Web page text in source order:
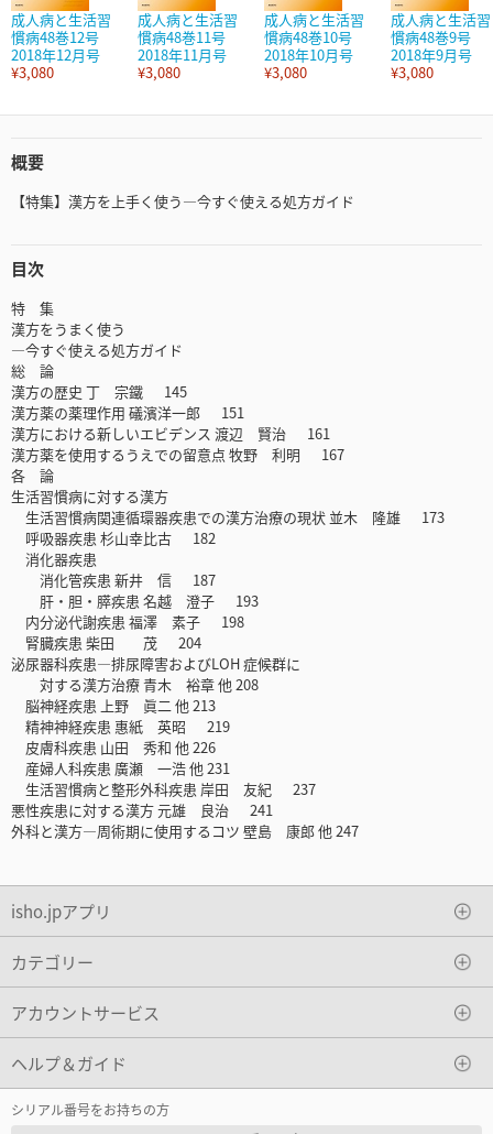
成人病と生活習
慣病48巻12号
2018年12月号
¥3,080
成人病と生活習
慣病48巻11号
2018年11月号
¥3,080
成人病と生活習
慣病48巻10号
2018年10月号
¥3,080
成人病と生活習
慣病48巻9号
2018年9月号
¥3,080
概要
【特集】漢方を上手く使う―今すぐ使える処方ガイド
目次
特 集
漢方をうまく使う
―今すぐ使える処方ガイド
総 論
漢方の歴史 丁 宗鐵 145
漢方薬の薬理作用 礒濱洋一郎 151
漢方における新しいエビデンス 渡辺 賢治 161
漢方薬を使用するうえでの留意点 牧野 利明 167
各 論
生活習慣病に対する漢方
生活習慣病関連循環器疾患での漢方治療の現状 並木 隆雄 173
呼吸器疾患 杉山幸比古 182
消化器疾患
消化管疾患 新井 信 187
肝・胆・膵疾患 名越 澄子 193
内分泌代謝疾患 福澤 素子 198
腎臓疾患 柴田 茂 204
泌尿器科疾患―排尿障害およびLOH 症候群に
対する漢方治療 青木 裕章 他 208
脳神経疾患 上野 眞二 他 213
精神神経疾患 惠紙 英昭 219
皮膚科疾患 山田 秀和 他 226
産婦人科疾患 廣瀬 一浩 他 231
生活習慣病と整形外科疾患 岸田 友紀 237
悪性疾患に対する漢方 元雄 良治 241
外科と漢方―周術期に使用するコツ 壁島 康郎 他 247
isho.jpアプリ
カテゴリー
アカウントサービス
ヘルプ＆ガイド
シリアル番号をお持ちの方